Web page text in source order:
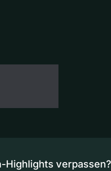
Highlights verpassen?